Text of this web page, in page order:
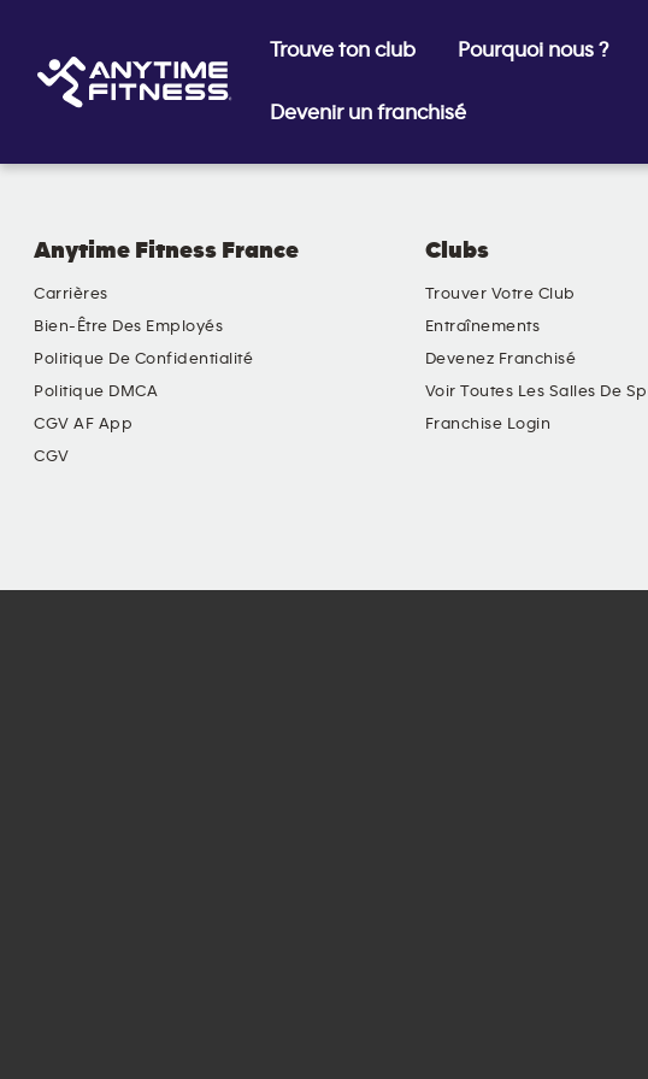
Trouve ton club Pourquoi nous ?
Devenir un franchisé
Anytime Fitness France
Carrières
Bien-Être Des Employés
Politique De Confidentialité
Politique DMCA
CGV AF App
CGV
Clubs
Trouver Votre Club
Entraînements
Devenez Franchisé
Voir Toutes Les Salles De
Franchise Login